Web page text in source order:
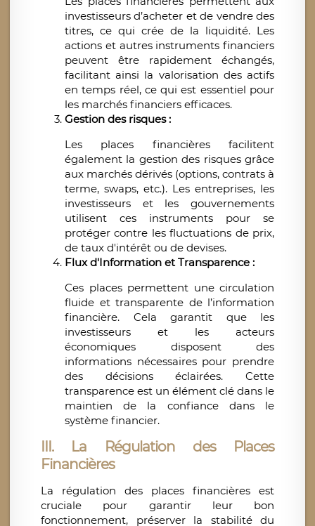
investisseurs d’acheter et de vendre des
titres, ce qui crée de la liquidité. Les
actions et autres instruments financiers
peuvent être rapidement échangés,
facilitant ainsi la valorisation des actifs
en temps réel, ce qui est essentiel pour
les marchés financiers efficaces.
Gestion des risques :
Les places financières facilitent
également la gestion des risques grâce
aux marchés dérivés (options, contrats à
terme, swaps, etc.). Les entreprises, les
investisseurs et les gouvernements
utilisent ces instruments pour se
protéger contre les fluctuations de prix,
de taux d'intérêt ou de devises.
Flux d'Information et Transparence :
Ces places permettent une circulation
fluide et transparente de l’information
financière. Cela garantit que les
investisseurs et les acteurs
économiques disposent des
informations nécessaires pour prendre
des décisions éclairées. Cette
transparence est un élément clé dans le
maintien de la confiance dans le
système financier.
III. La Régulation des Places
Financières
La régulation des places financières est
cruciale pour garantir leur bon
fonctionnement, préserver la stabilité du